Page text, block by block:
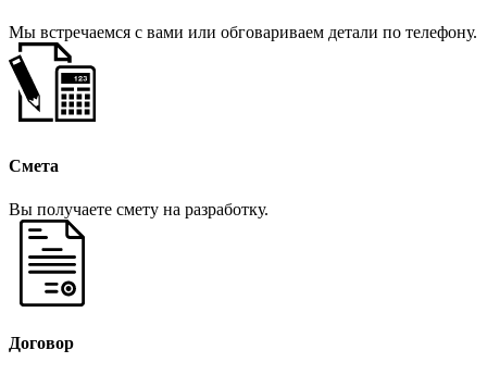
Мы встречаемся с вами или обговариваем детали по телефону.
Смета
Вы получаете смету на разработку.
Договор